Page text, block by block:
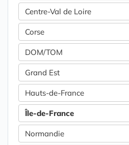
Centre-Val de Loire
Corse
DOM/TOM
Grand Est
Hauts-de-France
Île-de-France
Normandie